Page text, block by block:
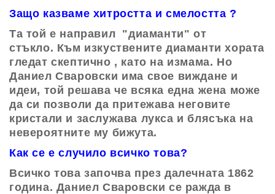
Защо казваме хитростта и смелостта ?
Та той е направил "диаманти" от
стъкло. Към изкуствените диаманти хората
гледат скептично , като на измама. Но
Даниел Сваровски има свое виждане и
идеи, той решава че всяка една жена може
да си позволи да притежава неговите
кристали и заслужава лукса и блясъка на
невероятните му бижута.
Как се е случило всичко това?
Всичко това започва през далечната 1862
година. Даниел Сваровски се ражда в